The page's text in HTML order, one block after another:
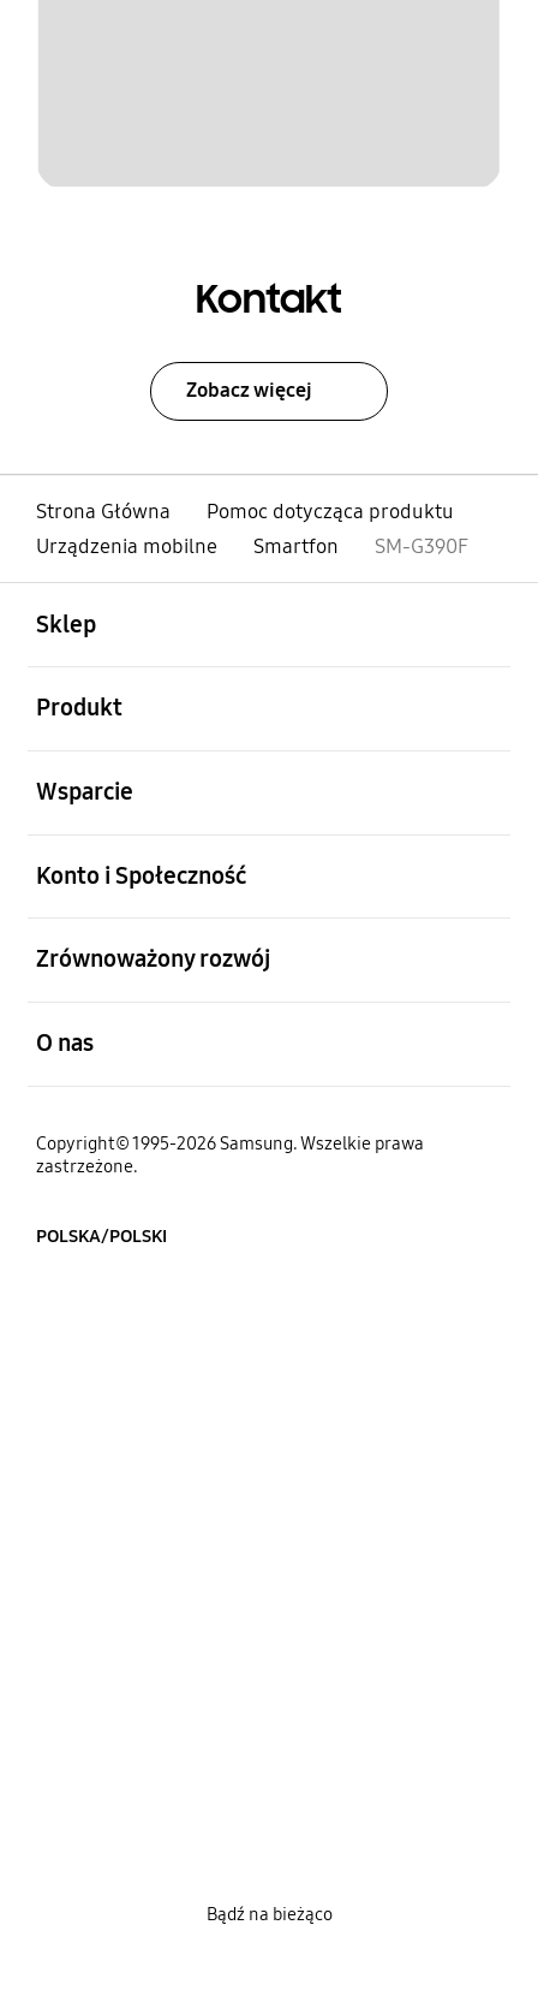
Kontakt
Zobacz więcej
Strona Główna
Pomoc dotycząca produktu
Urządzenia mobilne
Smartfon SM-G390F
Sklep
Produkt
Wsparcie
Konto i Społeczność
Zrównoważony rozwój
O nas
Copyright© 1995-2026 Samsung. Wszelkie prawa
zastrzeżone.
POLSKA/POLSKI
Bądź na bieżąco